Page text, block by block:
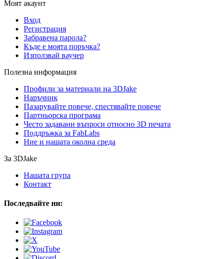
Моят акаунт
Вход
Регистрация
Забравена парола?
Къде е моята поръчка?
Използвай ваучер
Полезна информация
Профили за материали на 3DJake
Наръчник
Пазарувайте повече, спестявайте повече
Партньорска програма
Често задавани въпроси относно 3D печата
Поддръжка за FabLabs
Ние и нашата околна среда
За 3DJake
Нашата група
Контакт
Последвайте ни: